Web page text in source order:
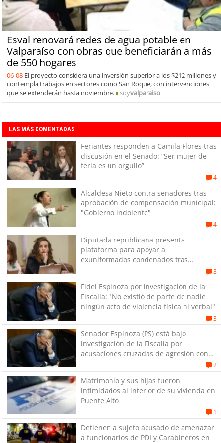
Esval renovará redes de agua potable en
Valparaíso con obras que beneficiarán a más
de 550 hogares
06-08 El proyecto considera una inversión superior a los $212 millones y
contempla trabajos en sectores como San Roque, con intervenciones
que se extenderán hasta noviembre.
soyvalparaiso
LAS MÁS COMENTADAS
Feriantes responden a Camila Flores tras
discusión en el Senado: “Ser mujer de
feria es un orgullo”
4
Alcaldesa Nieto contra senadores tras
aprobación de compensación municipal:
"Gobierno indolente"
4
Diputada republicana presenta
plataforma para apoyar a
exuniformados condenados tras
3
Fidel Espinoza por investigación de la
Fiscalía: "No existió de parte de nadie
ningún acto de violencia física ni verbal"
3
Senador Espinoza (PS) está bajo
investigación de la Fiscalía por
acusaciones cruzadas de agresión con
2
Matrimonio y sus hijas fueron
intimidados al interior de su vivienda en
Puente Alto
1
Detienen a sujeto acusado de amenazar
a funcionarios de PDI y Carabineros en